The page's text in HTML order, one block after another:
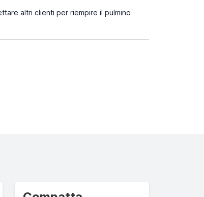
altri clienti per riempire il pulmino